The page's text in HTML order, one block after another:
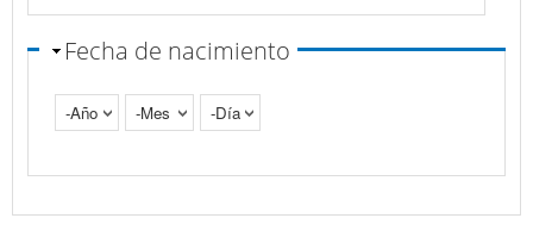
Fecha de nacimiento
Año
Mes Día